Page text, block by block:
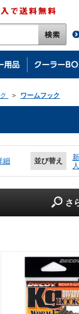
> ワームフック
細 並び替え
さ